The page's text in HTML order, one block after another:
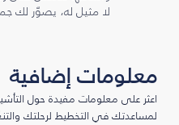
لا مثيل له، يصوّر لك
معلومات إضافية
اعثر على معلومات مفيدة حول
لمساعدتك في التخطيط لرحلتك